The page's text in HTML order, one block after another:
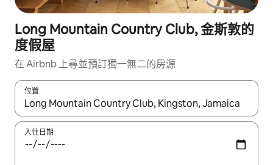
Long Mountain Country Club, 金斯敦的
度假屋
在 Airbnb 上尋並預訂獨一無二的房源
位置
如有搜尋結果，瀏覽內容時請使用上下箭頭，或輕點、滑動裝置。
入住日期